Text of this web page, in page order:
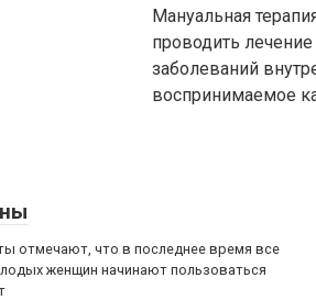
Мануальная
проводить
заболеваний
воспринимаемое
отмечают, что в последнее время все
женщин начинают пользоваться